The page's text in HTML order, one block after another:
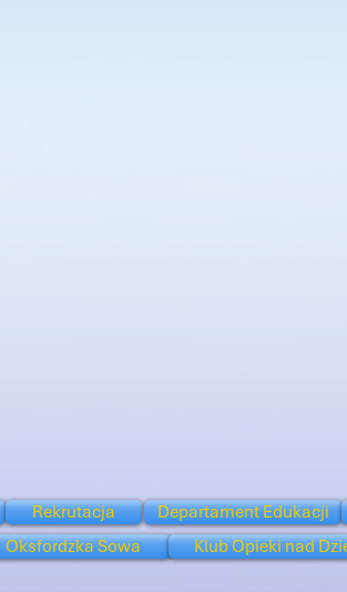
Rekrutacja Departament Edukacji
Oksfordzka Sowa Klub Opieki nad